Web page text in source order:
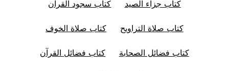
كتاب جزاء الصيد كتاب سجود القرآن
كتاب صلاة التراويح كتاب صلاة الخوف
كتاب فضائل الصحابة كتاب فضائل القرآن